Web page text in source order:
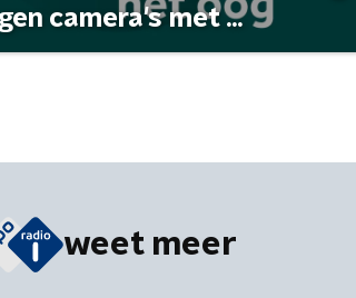
camera's met ...
weet meer